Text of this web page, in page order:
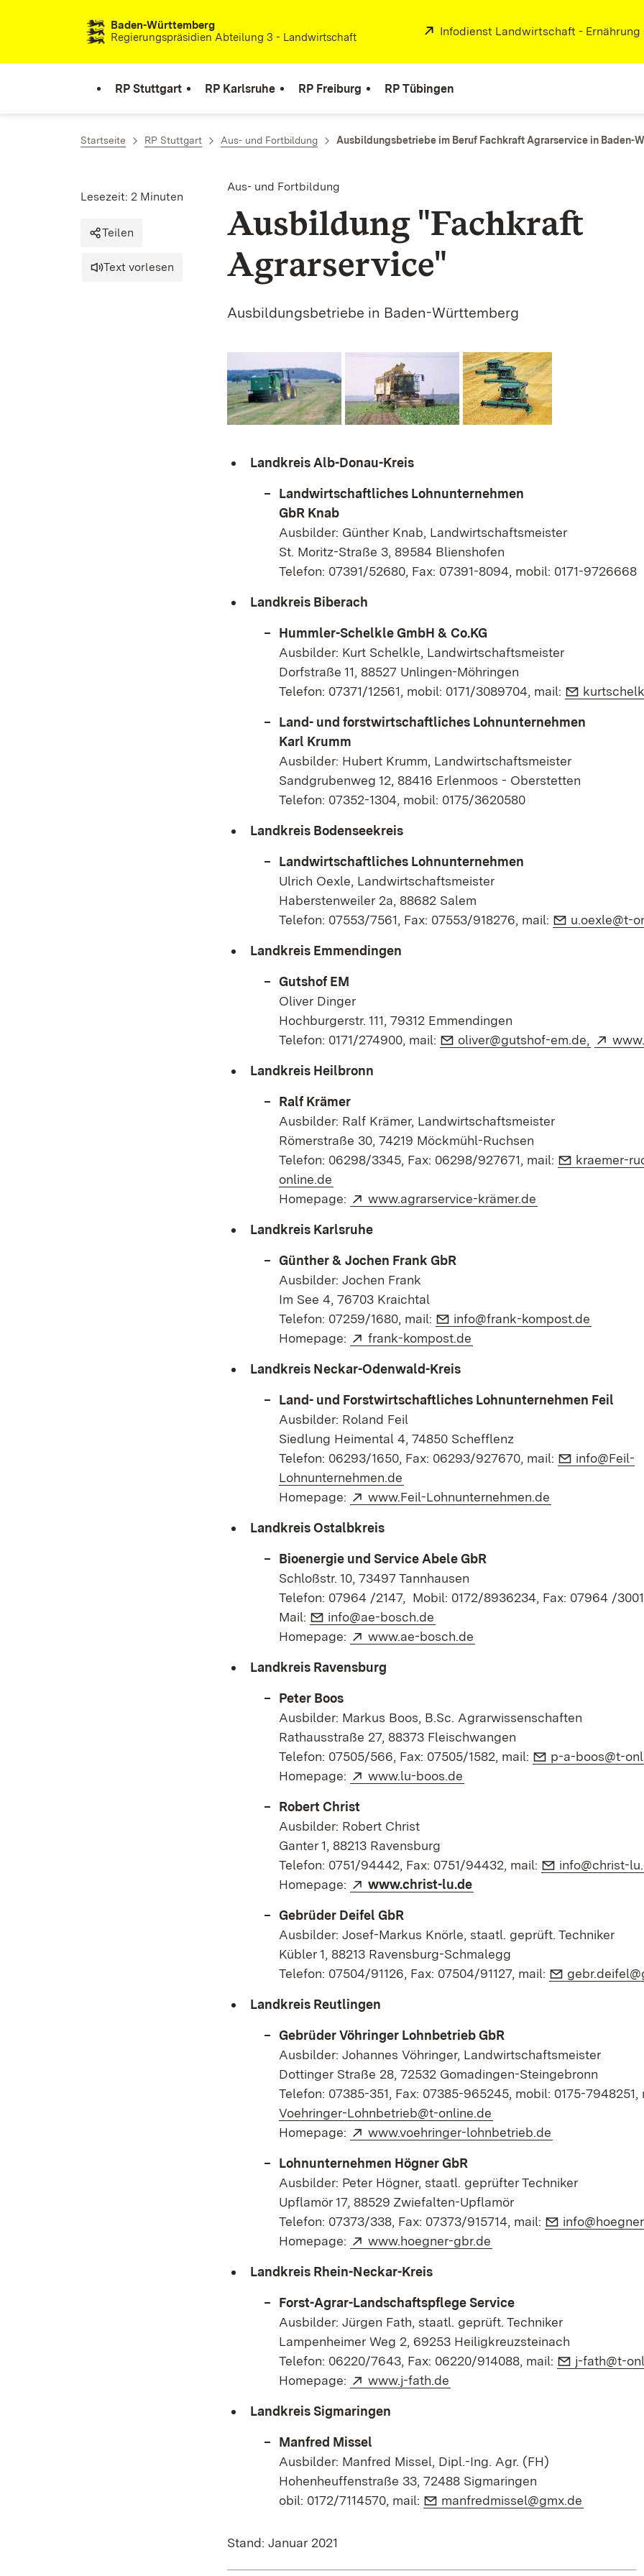
Zum Inhalt springenBaden-Württemberg
Regierungspräsidien Abteilung 3 - Landwirtschaft
Extern:
Infodienst Landwirtschaft - Ernährung
RP Stuttgart RP Karlsruhe RP Freiburg RP Tübingen
Startseite RP Stuttgart Aus- und Fortbildung Ausbildungsbetriebe im Beruf Fachkraft Agrarservice in Baden-
Aus- und Fortbildung
Ausbildung "Fachkraft
Agrarservice"
Ausbildungsbetriebe in Baden-Württemberg
Lesezeit: 2 Minuten
Teilen
Text vorlesen
Landkreis Alb-Donau-Kreis
Landwirtschaftliches Lohnunternehmen
GbR Knab
Ausbilder: Günther Knab, Landwirtschaftsmeister
St. Moritz-Straße 3, 89584 Blienshofen
Telefon: 07391/52680, Fax: 07391-8094, mobil: 0171-9726668
Landkreis Biberach
Hummler-Schelkle GmbH & Co.KG
Ausbilder: Kurt Schelkle, Landwirtschaftsmeister
Dorfstraße 11, 88527 Unlingen-Möhringen
Telefon: 07371/12561, mobil: 0171/3089704, mail:
E-Mail:
Land- und forstwirtschaftliches Lohnunternehmen
Karl Krumm
Ausbilder: Hubert Krumm, Landwirtschaftsmeister
Sandgrubenweg 12, 88416 Erlenmoos - Oberstetten
Telefon: 07352-1304, mobil: 0175/3620580
Landkreis Bodenseekreis
Landwirtschaftliches Lohnunternehmen
Ulrich Oexle, Landwirtschaftsmeister
Haberstenweiler 2a, 88682 Salem
Telefon: 07553/7561, Fax: 07553/918276, mail:
E-Mail:
u.oexle@t-
Landkreis Emmendingen
Gutshof EM
Oliver Dinger
Hochburgerstr. 111, 79312 Emmendingen
Telefon: 0171/274900, mail:
E-Mail:
oliver@gutshof-em.de, (Öffnet
Landkreis Heilbronn
Ralf Krämer
Ausbilder: Ralf Krämer, Landwirtschaftsmeister
Römerstraße 30, 74219 Möckmühl-Ruchsen
Telefon: 06298/3345, Fax: 06298/927671, mail:
E-Mail:
kraemer-
online.de
Homepage:
Extern:
www.agrarservice-krämer.de
Landkreis Karlsruhe
Günther & Jochen Frank GbR
Ausbilder: Jochen Frank
Im See 4, 76703 Kraichtal
Telefon: 07259/1680, mail:
E-Mail:
info@frank-kompost.de
Homepage:
Extern:
frank-kompost.de
Landkreis Neckar-Odenwald-Kreis
Land- und Forstwirtschaftliches Lohnunternehmen Feil
Ausbilder: Roland Feil
Siedlung Heimental 4, 74850 Schefflenz
Telefon: 06293/1650, Fax: 06293/927670, mail:
E-Mail:
info@Feil-
Lohnunternehmen.de
Homepage:
Extern:
www.Feil-Lohnunternehmen.de
Landkreis Ostalbkreis
Bioenergie und Service Abele GbR
Schloßstr. 10, 73497 Tannhausen
Telefon: 07964 /2147, Mobil: 0172/8936234, Fax: 07964 /
Mail:
E-Mail:
info@ae-bosch.de
Homepage:
Extern:
www.ae-bosch.de
Landkreis Ravensburg
Peter Boos
Ausbilder: Markus Boos, B.Sc. Agrarwissenschaften
Rathausstraße 27, 88373 Fleischwangen
Telefon: 07505/566, Fax: 07505/1582, mail:
E-Mail:
p-a-boos@t-
Homepage:
Extern:
www.lu-boos.de
Robert Christ
Ausbilder: Robert Christ
Ganter 1, 88213 Ravensburg
Telefon: 0751/94442, Fax: 0751/94432, mail:
E-Mail:
info@christ-
Homepage:
Extern:
www.christ-lu.de
Gebrüder Deifel GbR
Ausbilder: Josef-Markus Knörle, staatl. geprüft. Techniker
Kübler 1, 88213 Ravensburg-Schmalegg
Telefon: 07504/91126, Fax: 07504/91127, mail:
E-Mail:
Landkreis Reutlingen
Gebrüder Vöhringer Lohnbetrieb GbR
Ausbilder: Johannes Vöhringer, Landwirtschaftsmeister
Dottinger Straße 28, 72532 Gomadingen-Steingebronn
Telefon: 07385-351, Fax: 07385-965245, mobil: 0175-7948251,
Voehringer-Lohnbetrieb@t-online.de
Homepage:
Extern:
www.voehringer-lohnbetrieb.de
Lohnunternehmen Högner GbR
Ausbilder: Peter Högner, staatl. geprüfter Techniker
Upflamör 17, 88529 Zwiefalten-Upflamör
Telefon: 07373/338, Fax: 07373/915714, mail:
E-Mail:
Homepage:
Extern:
www.hoegner-gbr.de
Landkreis Rhein-Neckar-Kreis
Forst-Agrar-Landschaftspflege Service
Ausbilder: Jürgen Fath, staatl. geprüft. Techniker
Lampenheimer Weg 2, 69253 Heiligkreuzsteinach
Telefon: 06220/7643, Fax: 06220/914088, mail:
E-Mail:
j-fath@t-
Homepage:
Extern:
www.j-fath.de
Landkreis Sigmaringen
Manfred Missel
Ausbilder: Manfred Missel, Dipl.-Ing. Agr. (FH)
Hohenheuffenstraße 33, 72488 Sigmaringen
obil: 0172/7114570, mail:
E-Mail:
manfredmissel@gmx.de
Stand: Januar 2021